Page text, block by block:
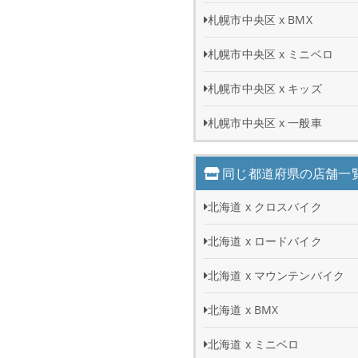
札幌市中央区 x BMX
札幌市中央区 x ミニベロ
札幌市中央区 x キッズ
札幌市中央区 x 一般車
同じ都道府県の店舗一
北海道 x クロスバイク
北海道 x ロードバイク
北海道 x マウンテンバイク
北海道 x BMX
北海道 x ミニベロ